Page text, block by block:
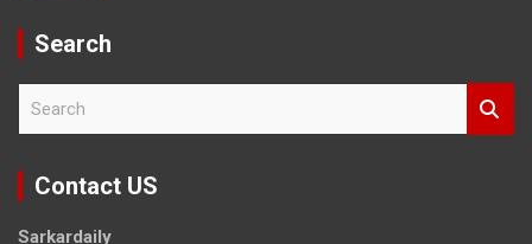
Search
r
Contact US
Sarkardaily